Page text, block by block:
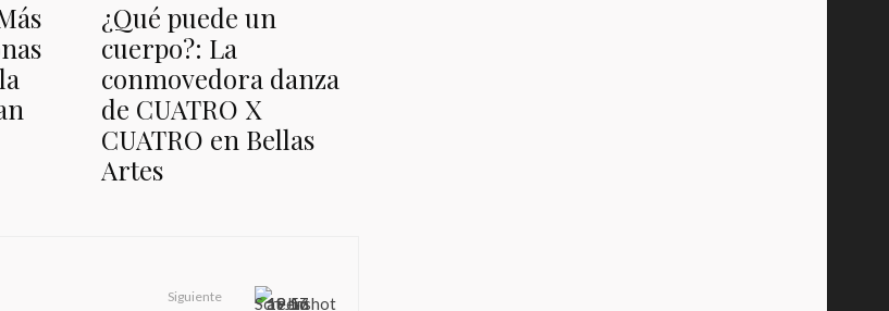
¿Qué puede un
cuerpo?: La
conmovedora danza
de CUATRO X
CUATRO en Bellas
Artes
Siguiente